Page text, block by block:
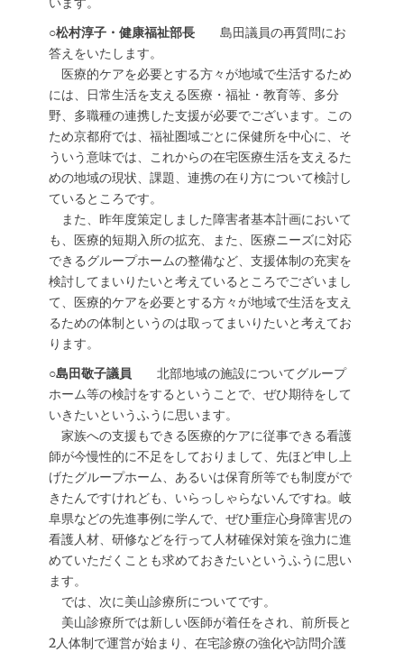
○松村淳子・健康福祉部長 島田議員の再質問にお
答えをいたします。
医療的ケアを必要とする方々が地域で生活するため
には、日常生活を支える医療・福祉・教育等、多分
野、多職種の連携した支援が必要でございます。この
ため京都府では、福祉圏域ごとに保健所を中心に、そ
ういう意味では、これからの在宅医療生活を支えるた
めの地域の現状、課題、連携の在り方について検討し
ているところです。
また、昨年度策定しました障害者基本計画において
も、医療的短期入所の拡充、また、医療ニーズに対応
できるグループホームの整備など、支援体制の充実を
検討してまいりたいと考えているところでございまし
て、医療的ケアを必要とする方々が地域で生活を支え
るための体制というのは取ってまいりたいと考えてお
ります。
○島田敬子議員 北部地域の施設についてグループ
ホーム等の検討をするということで、ぜひ期待をして
いきたいというふうに思います。
家族への支援もできる医療的ケアに従事できる看護
師が今慢性的に不足をしておりまして、先ほど申し上
げたグループホーム、あるいは保育所等でも制度がで
きたんですけれども、いらっしゃらないんですね。岐
阜県などの先進事例に学んで、ぜひ重症心身障害児の
看護人材、研修などを行って人材確保対策を強力に進
めていただくことも求めておきたいというふうに思い
ます。
では、次に美山診療所についてです。
美山診療所では新しい医師が着任をされ、前所長と
2人体制で運営が始まり、在宅診療の強化や訪問介護